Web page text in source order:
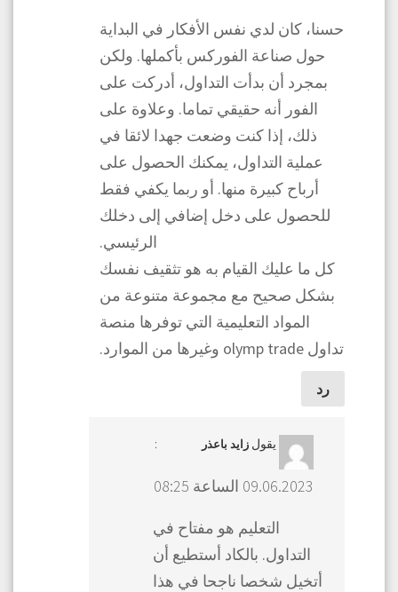
حسنا، كان لدي نفس الأفكار في البداية
حول صناعة الفوركس بأكملها. ولكن
بمجرد أن بدأت التداول، أدركت على
الفور أنه حقيقي تماما. وعلاوة على
ذلك، إذا كنت وضعت جهدا لائقا في
عملية التداول، يمكنك الحصول على
أرباح كبيرة منها. أو ربما يكفي فقط
للحصول على دخل إضافي إلى دخلك
الرئيسي.
كل ما عليك القيام به هو تثقيف نفسك
بشكل صحيح مع مجموعة متنوعة من
المواد التعليمية التي توفرها منصة
تداول olymp trade وغيرها من الموارد.
رد
يقول زايد باعذر :
09.06.2023 الساعة 08:25
التعليم هو مفتاح في
التداول. بالكاد أستطيع أن
أتخيل شخصا ناجحا في هذا